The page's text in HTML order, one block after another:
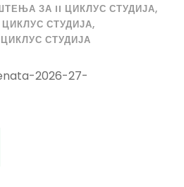
ЗА II ЦИКЛУС СТУДИЈА,
СТУДИЈА,
СТУДИЈА
2026-27-